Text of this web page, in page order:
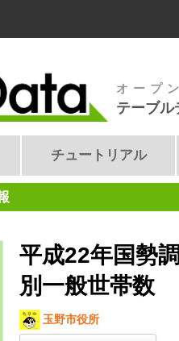
オープ
テーブル
チュートリアル
平成22年国勢
別一般世帯数
玉野市役所